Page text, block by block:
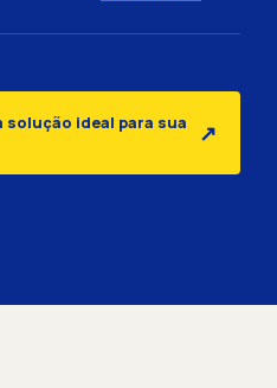
solução ideal para sua
↗